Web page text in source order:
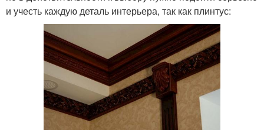
и учесть каждую деталь интерьера, так как плинтус: